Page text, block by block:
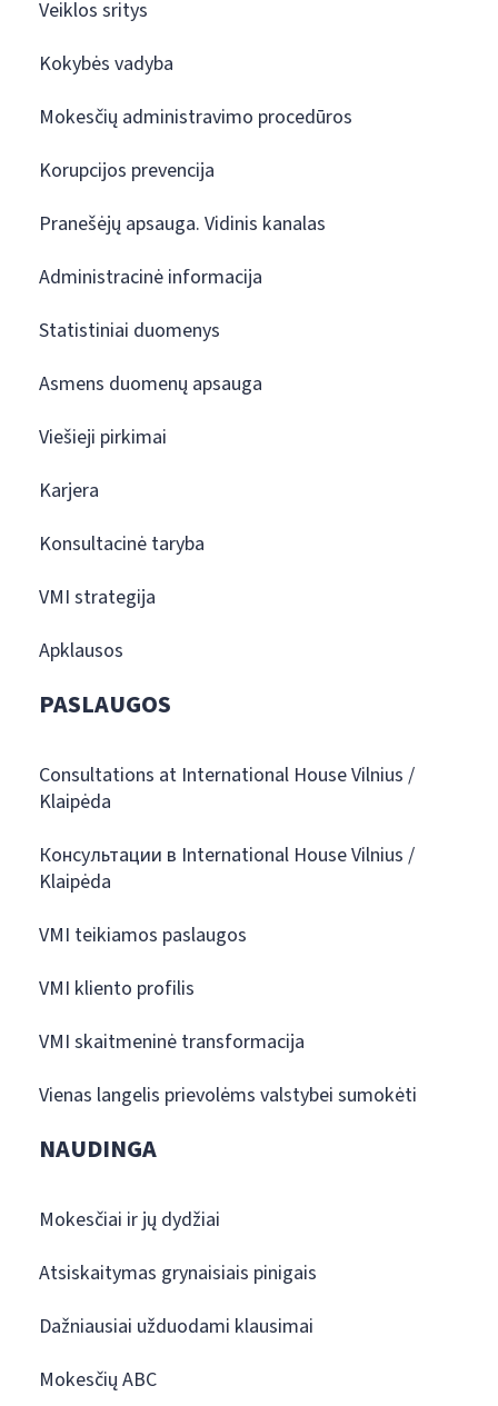
Veiklos sritys
Kokybės vadyba
Mokesčių administravimo procedūros
Korupcijos prevencija
Pranešėjų apsauga. Vidinis kanalas
Administracinė informacija
Statistiniai duomenys
Asmens duomenų apsauga
Viešieji pirkimai
Karjera
Konsultacinė taryba
VMI strategija
Apklausos
PASLAUGOS
Consultations at International House Vilnius /
Klaipėda
Консультации в International House Vilnius /
Klaipėda
VMI teikiamos paslaugos
VMI kliento profilis
VMI skaitmeninė transformacija
Vienas langelis prievolėms valstybei sumokėti
NAUDINGA
Mokesčiai ir jų dydžiai
Atsiskaitymas grynaisiais pinigais
Dažniausiai užduodami klausimai
Mokesčių ABC